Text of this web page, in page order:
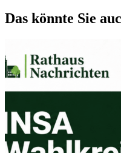
Das könnte Sie